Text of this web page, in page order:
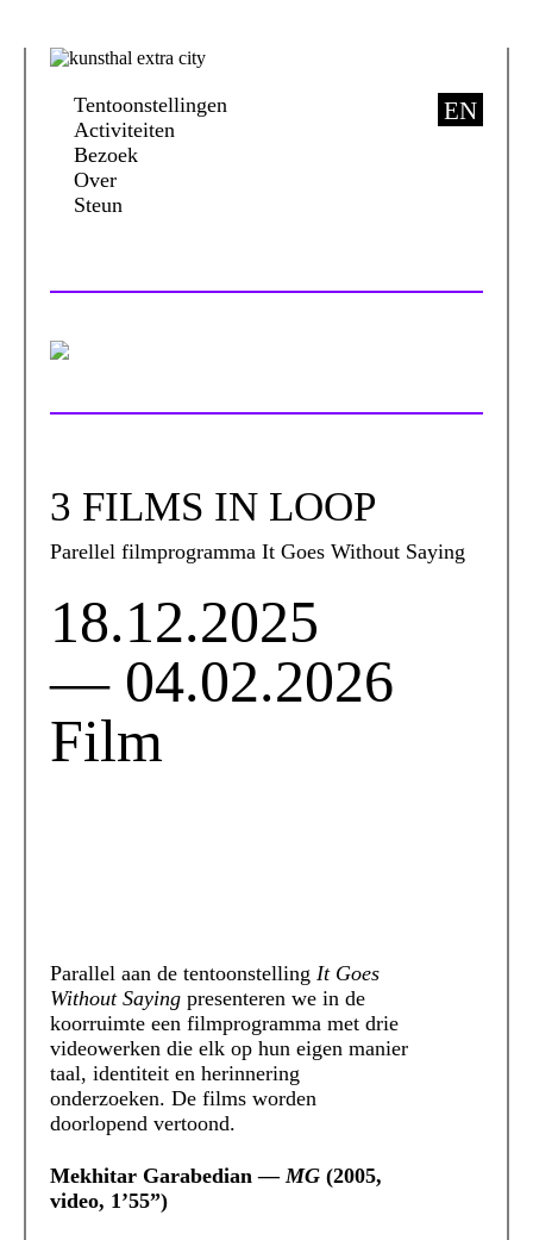
Tentoonstellingen
Activiteiten
Bezoek
Over
Steun
EN
3 FILMS IN LOOP
Parellel filmprogramma It Goes Without Saying
18.12.2025
— 04.02.2026
Film
Parallel aan de tentoonstelling It Goes
Without Saying presenteren we in de
koorruimte een filmprogramma met drie
videowerken die elk op hun eigen manier
taal, identiteit en herinnering
onderzoeken. De films worden
doorlopend vertoond.
Mekhitar Garabedian —MG (2005,
video, 1’55”)